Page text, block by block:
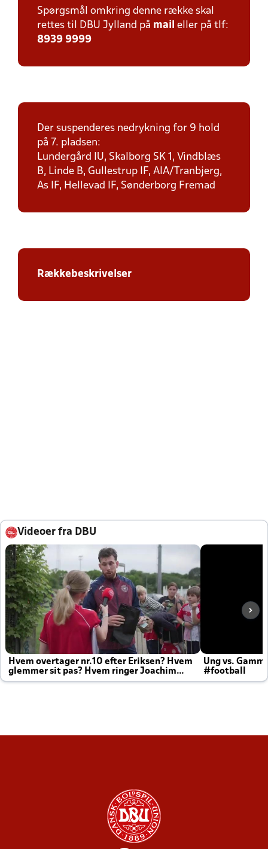
Spørgsmål omkring denne række skal
rettes til DBU Jylland på mail eller på tlf:
8939 9999
Der suspenderes nedrykning for 9 hold
på 7. pladsen:
Lundergård IU, Skalborg SK 1, Vindblæs
B, Linde B, Gullestrup IF, AIA/Tranbjerg,
As IF, Hellevad IF, Sønderborg Fremad
Rækkebeskrivelser
Videoer fra DBU
Hvem overtager nr.10 efter Eriksen? Hvem
glemmer sit pas? Hvem ringer Joachim
altid til efter kampe?
Ung vs.
#football